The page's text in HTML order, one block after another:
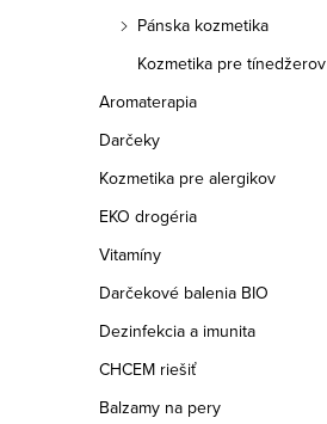
Pánska kozmetika
Kozmetika pre tínedžerov
Aromaterapia
Darčeky
Kozmetika pre alergikov
EKO drogéria
Vitamíny
Darčekové balenia BIO
Dezinfekcia a imunita
CHCEM riešiť
Balzamy na pery